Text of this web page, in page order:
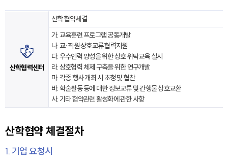
산학협력센터
산학 협약체결
가. 교육훈련 프로그램 공동개발
나. 교·직원 상호교류 협력지원
다. 우수인력 양성을 위한 상호 위탁교육 실시
라. 상호협력 체제 구축을 위한 연구개발
마. 각종 행사 개최 시 초청 및 협찬
바. 학술활동 등에 대한 정보교류 및 간행물 상호교환
사. 기타 협약관련 활성화에 관한 사항
산학협약 체결절차
1. 기업 요청시